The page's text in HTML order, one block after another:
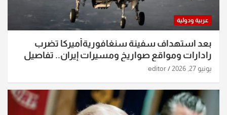
عربية ودولية
بعد استهداف سفينة سنغافوريةأميركا تضرب
رادارات ومواقع صواريخ ومسيرات إيران.. تفاصيل
الساعات الماضية
يونيو 27, 2026 editor